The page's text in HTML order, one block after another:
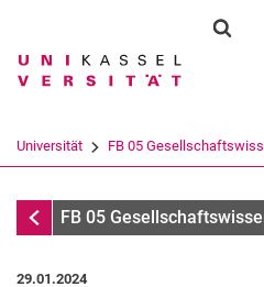
Suchbegriff
Suchen
Universität FB 05
Infothek
FB 05
29.01.2024